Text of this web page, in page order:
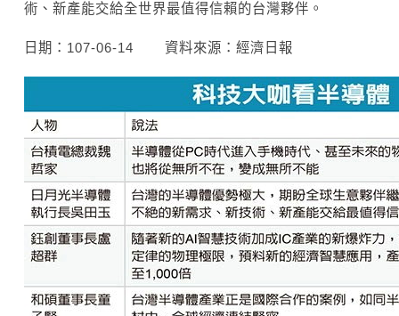
術、新產能交給全世界最值得信賴的台灣夥伴。
日期：107-06-14 資料來源：經濟日報